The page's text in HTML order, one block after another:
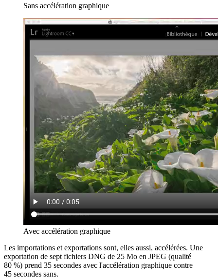
Sans accélération graphique
Avec accélération graphique
Les importations et exportations sont, elles aussi, accélérées. Une
exportation de sept fichiers DNG de 25 Mo en JPEG (qualité
80 %) prend 35 secondes avec l'accélération graphique contre
45 secondes sans.